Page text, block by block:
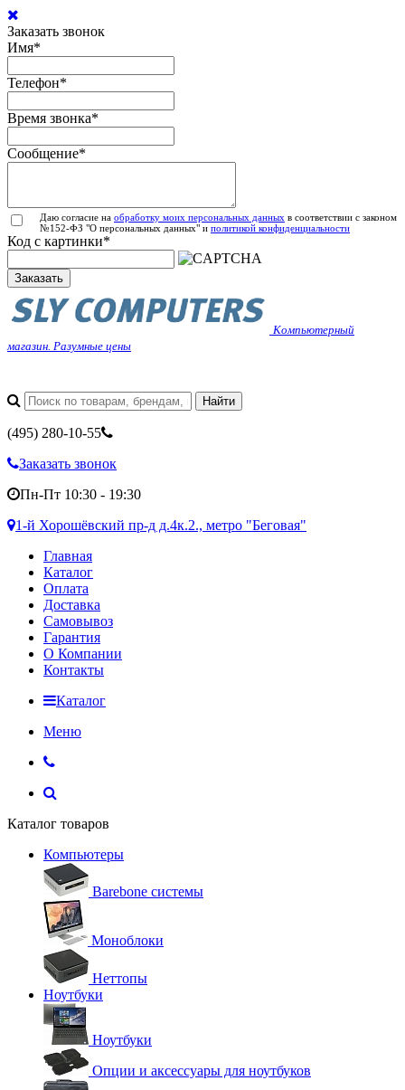
Заказать звонок
Имя*
Телефон*
Время звонка*
Сообщение*
Даю согласие на обработку моих персональных данных в соответствии с законом
№152-ФЗ "О персональных данных" и политикой конфиденциальности
Код с картинки*
Заказать
Компьютерный
магазин. Разумные цены
(495) 280-10-55
Заказать звонок
Пн-Пт 10:30 - 19:30
1-й Хорошёвский пр-д д.4к.2., метро "Беговая"
Главная
Каталог
Оплата
Доставка
Самовывоз
Гарантия
О Компании
Контакты
Каталог
Меню
Каталог товаров
Компьютеры
Barebone системы
Моноблоки
Неттопы
Ноутбуки
Ноутбуки
Опции и аксессуары для ноутбуков